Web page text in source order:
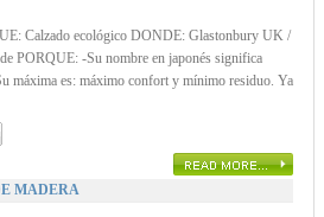
Calzado ecológico DONDE: Glastonbury UK /
PORQUE: -Su nombre en japonés significa
máxima es: máximo confort y mínimo residuo. Ya
MADERA